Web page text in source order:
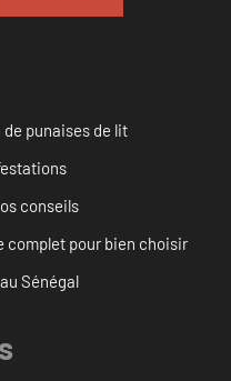
punaises de lit
conseils
complet pour bien choisir
Sénégal